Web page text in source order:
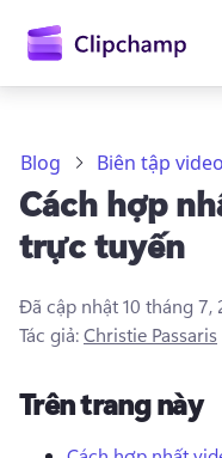
dung
chính
Blog Biên tập video
Cách hợp
trực tuyến
Đã cập nhật10 tháng 7,
Tác giả:Christie Passaris
Trên trang này